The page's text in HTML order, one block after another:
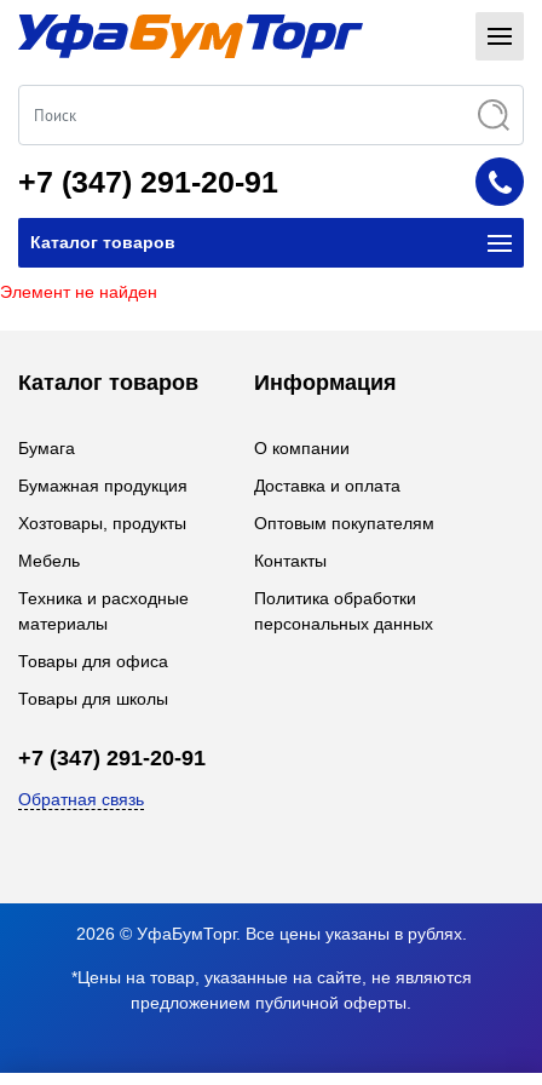
+7 (347) 291-20-91
Каталог товаров
Элемент не найден
Каталог товаров
Бумага
Бумажная продукция
Хозтовары, продукты
Мебель
Техника и расходные
материалы
Товары для офиса
Товары для школы
Информация
О компании
Доставка и оплата
Оптовым покупателям
Контакты
Политика обработки
персональных данных
+7 (347) 291-20-91
Обратная связь
2026 © УфаБумТорг. Все цены указаны в рублях.
*Цены на товар, указанные на сайте, не являются
предложением публичной оферты.